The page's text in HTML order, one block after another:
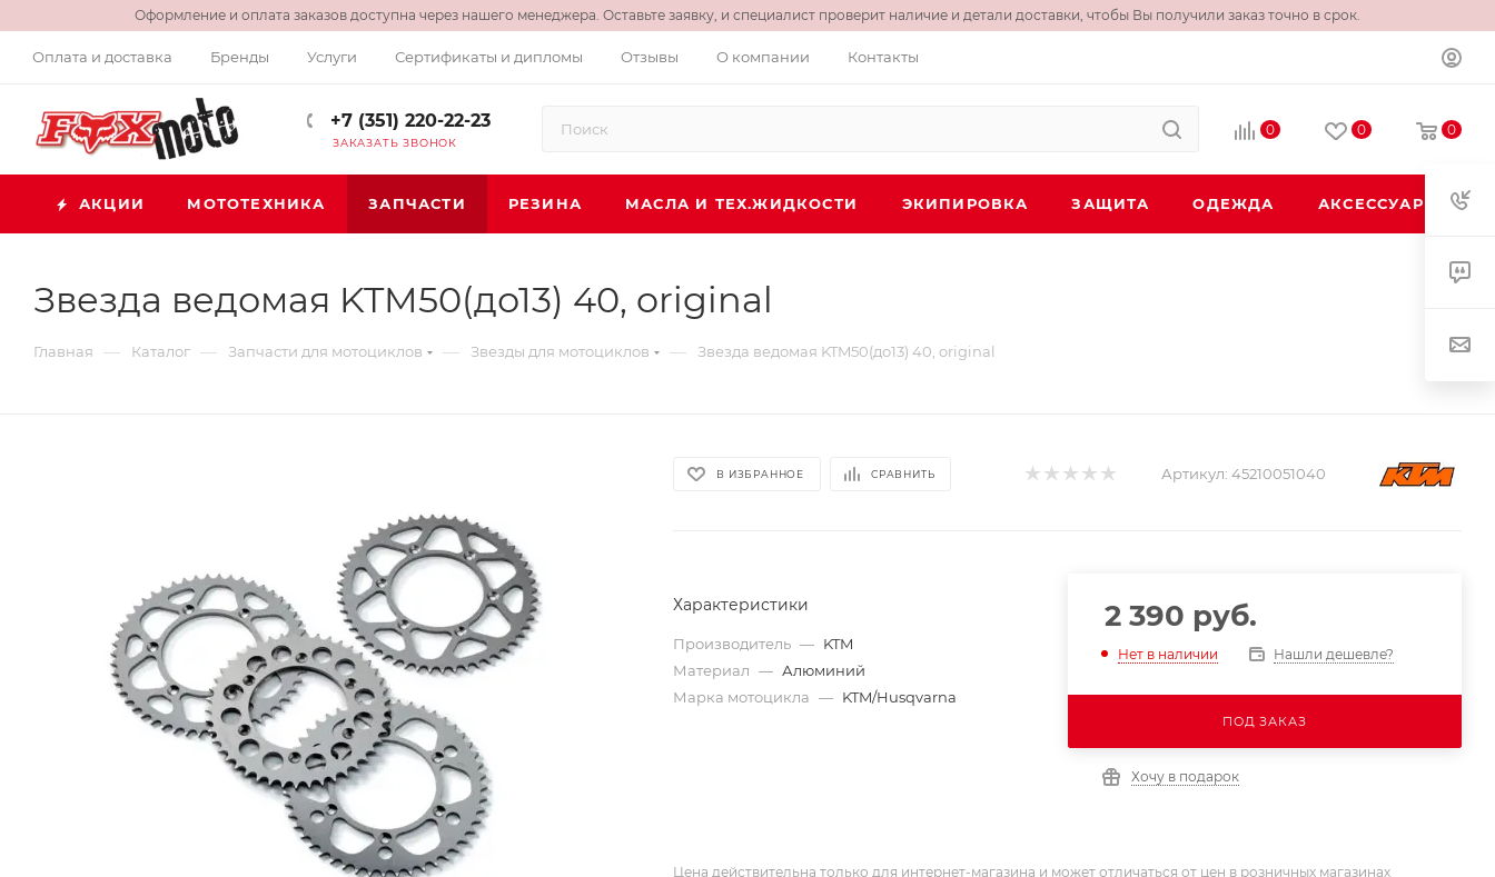
Оформление и оплата заказов доступна через нашего менеджера. Оставьте заявку, и специалист проверит наличие и детали доставки, чтобы Вы получили заказ точно в срок.
Оплата и доставка Бренды Услуги Сертификаты и дипломы Отзывы О компании Контакты
+7 (351) 220-22-23
ЗАКАЗАТЬ ЗВОНОК
0 0 0
АКЦИИ МОТОТЕХНИКА ЗАПЧАСТИ РЕЗИНА МАСЛА И ТЕХ.ЖИДКОСТИ ЭКИПИРОВКА ЗАЩИТА ОДЕЖДА АКСЕССУАРЫ
Звезда ведомая KTM50(до13) 40, original
Главная — Каталог — Запчасти для мотоциклов — Звезды для мотоциклов — Звезда ведомая KTM50(до13) 40, original
В ИЗБРАННОЕ СРАВНИТЬ Артикул: 45210051040
Характеристики
Производитель — KTM
Материал — Алюминий
Марка мотоцикла — KTM/Husqvarna
2 390 руб.
Нет в наличии Нашли дешевле?
ПОД ЗАКАЗ
Хочу в подарок
Цена действительна только для интернет-магазина и может отличаться от цен в розничных магазинах